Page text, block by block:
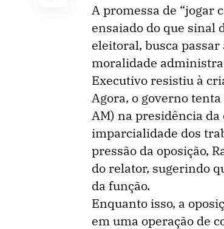
A promessa de “jogar
ensaiado do que sinal
eleitoral, busca
moralidade
Executivo resistiu à
Agora, o governo
AM) na presidência da
imparcialidade dos
pressão da oposição,
do relator, sugerindo
da função.
Enquanto isso, a
em uma operação de